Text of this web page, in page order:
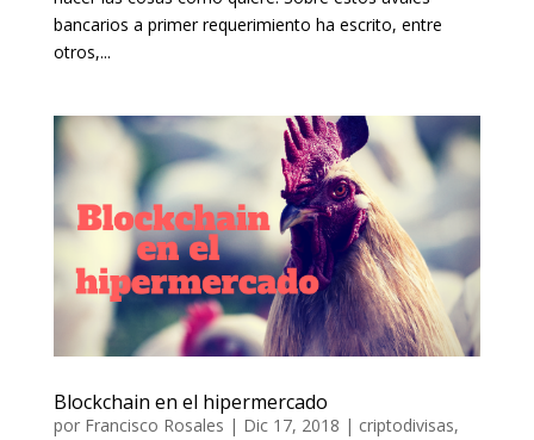
bancarios a primer requerimiento ha escrito, entre
otros,...
Blockchain en el hipermercado
por Francisco Rosales | Dic 17, 2018 | criptodivisas,